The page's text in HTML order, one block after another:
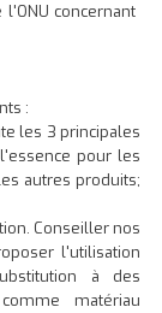
concernant
:
les 3 principales
pour les
autres produits;
Conseiller nos
l'utilisation
à des
matériau